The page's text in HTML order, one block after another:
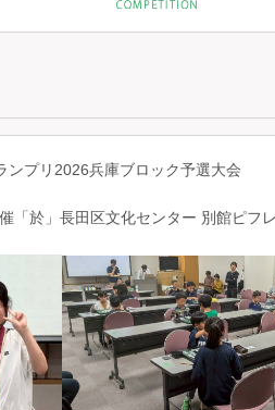
ンプリ2026兵庫ブロック予選大会
「於」長田区文化センター 別館ピフレ